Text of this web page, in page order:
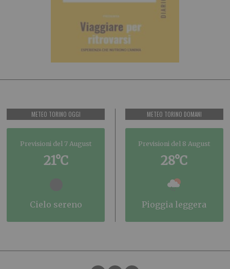
METEO TORINO OGGI
Previsioni del 7 August
21°C
cielo sereno
METEO TORINO DOMANI
Previsioni del 8 August
28°C
pioggia leggera